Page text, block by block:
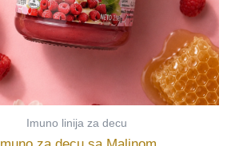
Imuno linija za decu